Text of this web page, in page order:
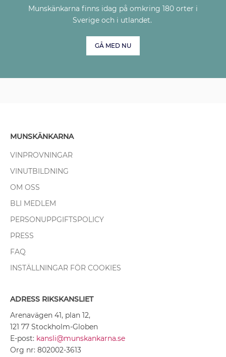
Munskänkarna finns idag på omkring 180 orter i
Sverige och i utlandet.
GÅ MED NU
MUNSKÄNKARNA
VINPROVNINGAR
VINUTBILDNING
OM OSS
BLI MEDLEM
PERSONUPPGIFTSPOLICY
PRESS
FAQ
INSTÄLLNINGAR FÖR COOKIES
ADRESS RIKSKANSLIET
Arenavägen 41, plan 12,
121 77 Stockholm-Globen
E-post: kansli@munskankarna.se
Org nr: 802002-3613